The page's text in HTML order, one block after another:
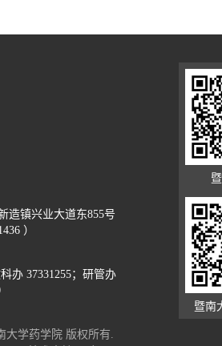
造镇兴业大道东855号
）
办 37331255；研管办
大学药学院 版权所有.
暨南